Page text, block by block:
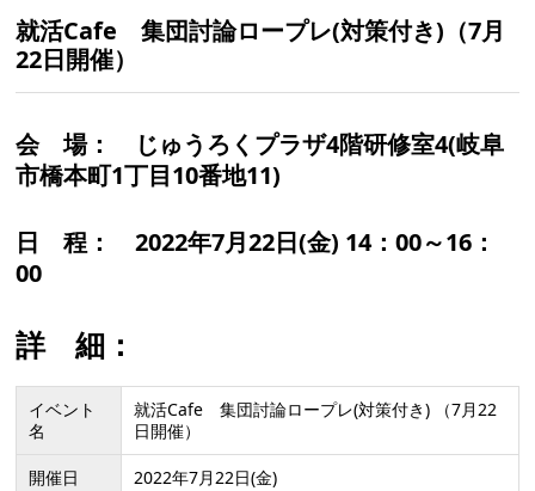
就活Cafe 集団討論ロープレ(対策付き)（7月
22日開催）
会 場：
じゅうろくプラザ4階研修室4(岐阜
市橋本町1丁目10番地11)
日 程：
2022年7月22日(金) 14：00～16：
00
詳 細：
イベント
名
就活Cafe 集団討論ロープレ(対策付き) （7月22
日開催）
開催日 2022年7月22日(金)